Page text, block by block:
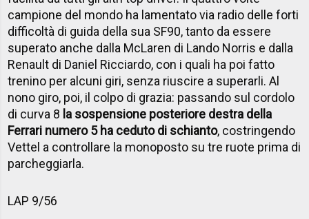
campione del mondo ha lamentato via radio delle forti
difficoltà di guida della sua SF90, tanto da essere
superato anche dalla McLaren di Lando Norris e dalla
Renault di Daniel Ricciardo, con i quali ha poi fatto
trenino per alcuni giri, senza riuscire a superarli. Al
nono giro, poi, il colpo di grazia: passando sul cordolo
di curva 8 la sospensione posteriore destra della
Ferrari numero 5 ha ceduto di schianto, costringendo
Vettel a controllare la monoposto su tre ruote prima di
parcheggiarla.
LAP 9/56